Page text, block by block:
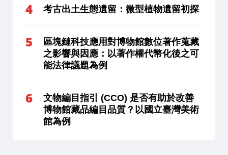
考古出土生態遺留：微型植物遺留初探
區塊鏈科技應用對博物館數位著作蒐藏
之影響與因應：以著作權代幣化後之可
能法律議題為例
文物編目指引 (CCO) 是否有助於改善
博物館藏品編目品質？以國立臺灣美術
館為例